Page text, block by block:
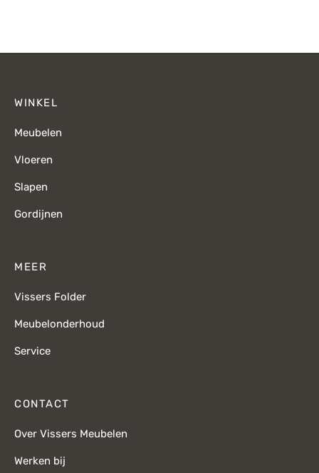
WINKEL
Meubelen
Vloeren
Slapen
Gordijnen
MEER
Vissers Folder
Meubelonderhoud
Service
CONTACT
Over Vissers Meubelen
Werken bij